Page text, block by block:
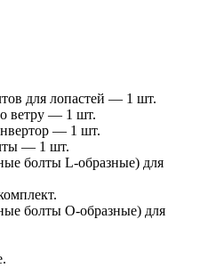
для лопастей — 1 шт.
ветру — 1 шт.
— 1 шт.
— 1 шт.
болты L-образные) для
болты О-образные) для